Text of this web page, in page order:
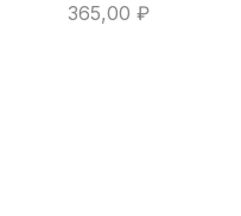
365,00 ₽